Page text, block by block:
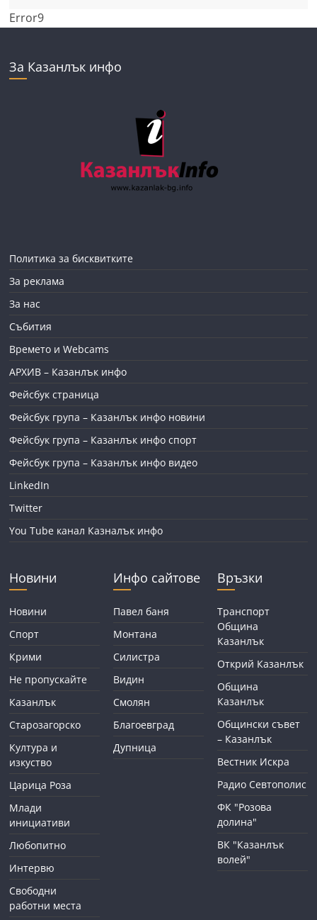
Error9
За Казанлък инфо
Политика за бисквитките
За реклама
За нас
Събития
Времето и Webcams
АРХИВ – Казанлък инфо
Фейсбук страница
Фейсбук група – Казанлък инфо новини
Фейсбук група – Казанлък инфо спорт
Фейсбук група – Казанлък инфо видео
LinkedIn
Twitter
You Tube канал Казналък инфо
Новини
Новини
Спорт
Крими
Не пропускайте
Казанлък
Старозагорско
Култура и
изкуство
Царица Роза
Млади
инициативи
Любопитно
Интервю
Свободни
работни места
Инфо сайтове
Павел баня
Монтана
Силистра
Видин
Смолян
Благоевград
Дупница
Връзки
Транспорт
Община
Казанлък
Открий Казанлък
Община
Казанлък
Общински съвет
– Казанлък
Вестник Искра
Радио Севтополис
ФК "Розова
долина"
ВК "Казанлък
волей"